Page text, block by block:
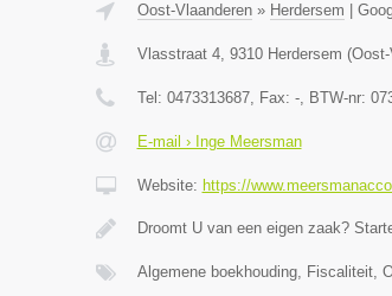
Oost-Vlaanderen» Herdersem
Vlasstraat 4, 9310 Herdersem (Oost-
Tel: 0473313687, Fax: -, BTW-nr:
E-mail › Inge Meersman
Website: https://
Droomt U van een eigen zaak?
Algemene boekhouding, Fiscaliteit,